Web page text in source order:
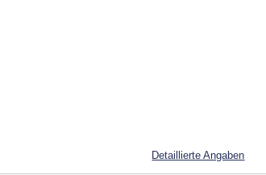
Detaillierte Angaben